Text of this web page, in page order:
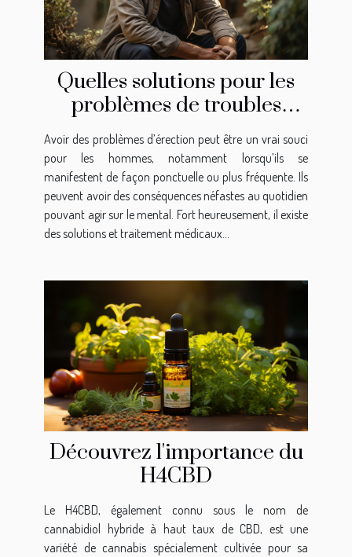
Quelles solutions pour les
problèmes de troubles
d’érection ?
Avoir des problèmes d’érection peut être un vrai souci
pour les hommes, notamment lorsqu’ils se
manifestent de façon ponctuelle ou plus fréquente. Ils
peuvent avoir des conséquences néfastes au quotidien
pouvant agir sur le mental. Fort heureusement, il existe
des solutions et traitement médicaux...
Découvrez l'importance du
H4CBD
Le H4CBD, également connu sous le nom de
cannabidiol hybride à haut taux de CBD, est une
variété de cannabis spécialement cultivée pour sa